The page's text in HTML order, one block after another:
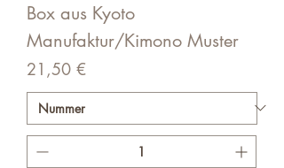
Box aus Kyoto
Manufaktur/Kimono Muster
Preis
21,50 €